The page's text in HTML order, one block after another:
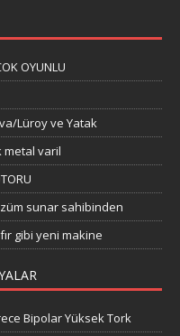
OYUNLU
Lüroy ve Yatak
metal varil
sunar sahibinden
gibi yeni makine
Bipolar Yüksek Tork